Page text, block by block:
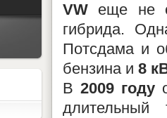
VW еще не
гибрида.
Потсдама и
бензина и 8
В2009 году